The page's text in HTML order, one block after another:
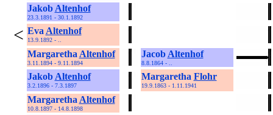
Jakob Altenhof
23.3.1891 - 30.1.1892
< Eva Altenhof
13.9.1892 - ..
Margaretha Altenhof
3.11.1894 - 9.11.1894
Jacob Altenhof
8.8.1864 - ..
Jakob Altenhof
3.2.1896 - 7.3.1897
Margaretha Flohr
19.9.1863 - 1.11.1941
Margaretha Altenhof
10.8.1897 - 14.8.1898